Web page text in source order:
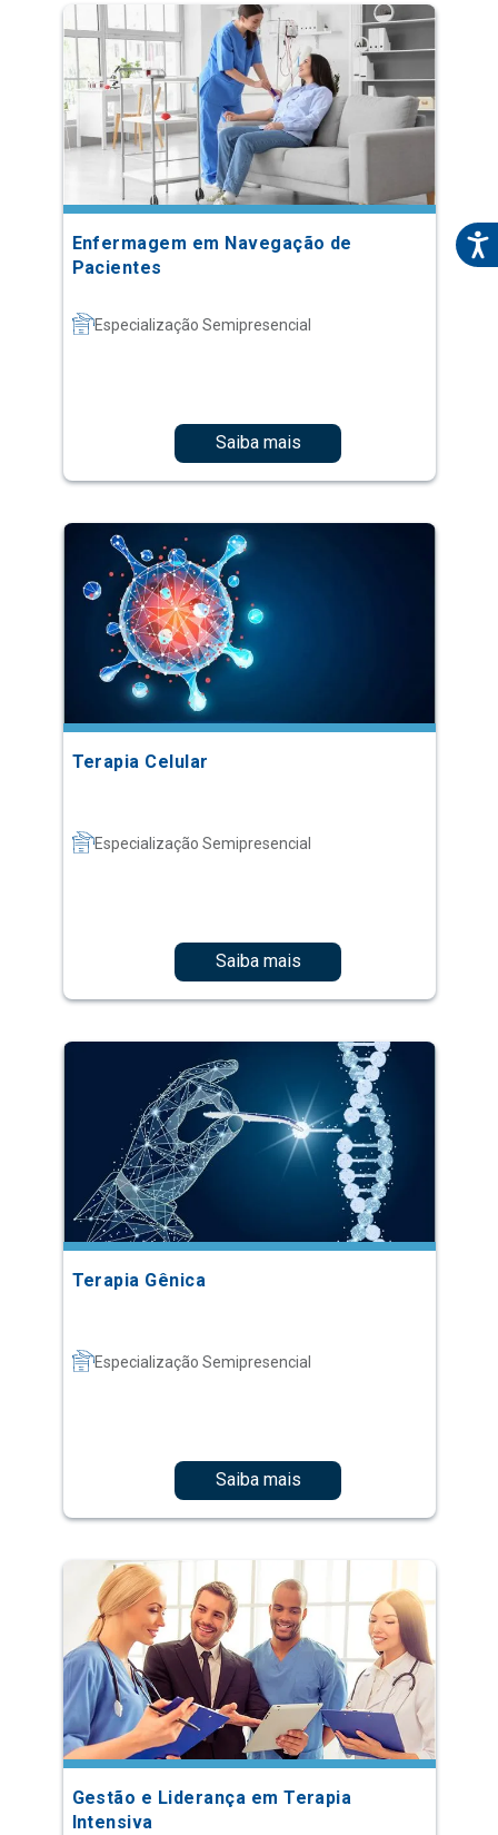
Enfermagem em Navegação de
Pacientes
Especialização Semipresencial
Saiba mais
Terapia Celular
Especialização Semipresencial
Saiba mais
Terapia Gênica
Especialização Semipresencial
Saiba mais
Gestão e Liderança em Terapia
Intensiva